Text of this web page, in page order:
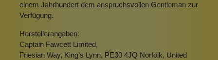
einem Jahrhundert dem anspruchsvollen Gentleman zur
Verfügung.
Herstellerangaben:
Captain Fawcett Limited,
Friesian Way, King’s Lynn, PE30 4JQ Norfolk, United